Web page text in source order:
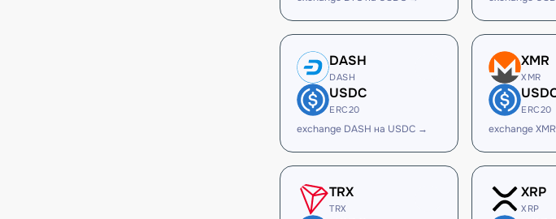
DASH
DASH
USDC
ERC20
exchange DASH на USDC →
XMR
XMR
ERC20
exchange
TRX
TRX
XRP
XRP